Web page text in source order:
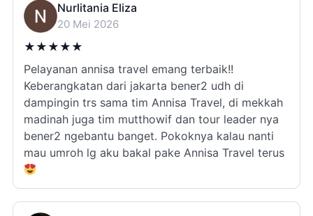
Nurlitania Eliza
20 Mei 2026
★ ★ ★ ★ ★
Pelayanan annisa travel emang terbaik!!
Keberangkatan dari jakarta bener2 udh di
dampingin trs sama tim Annisa Travel, di mekkah
madinah juga tim mutthowif dan tour leader nya
bener2 ngebantu banget. Pokoknya kalau nanti
mau umroh lg aku bakal pake Annisa Travel terus